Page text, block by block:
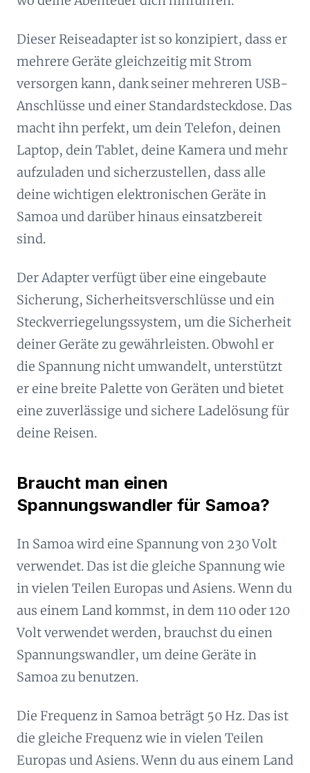
Dieser Reiseadapter ist so konzipiert, dass er
mehrere Geräte gleichzeitig mit Strom
versorgen kann, dank seiner mehreren USB-
Anschlüsse und einer Standardsteckdose. Das
macht ihn perfekt, um dein Telefon, deinen
Laptop, dein Tablet, deine Kamera und mehr
aufzuladen und sicherzustellen, dass alle
deine wichtigen elektronischen Geräte in
Samoa und darüber hinaus einsatzbereit
sind.
Der Adapter verfügt über eine eingebaute
Sicherung, Sicherheitsverschlüsse und ein
Steckverriegelungssystem, um die Sicherheit
deiner Geräte zu gewährleisten. Obwohl er
die Spannung nicht umwandelt, unterstützt
er eine breite Palette von Geräten und bietet
eine zuverlässige und sichere Ladelösung für
deine Reisen.
Braucht man einen
Spannungswandler für Samoa?
In Samoa wird eine Spannung von 230 Volt
verwendet. Das ist die gleiche Spannung wie
in vielen Teilen Europas und Asiens. Wenn du
aus einem Land kommst, in dem 110 oder 120
Volt verwendet werden, brauchst du einen
Spannungswandler, um deine Geräte in
Samoa zu benutzen.
Die Frequenz in Samoa beträgt 50 Hz. Das ist
die gleiche Frequenz wie in vielen Teilen
Europas und Asiens. Wenn du aus einem Land